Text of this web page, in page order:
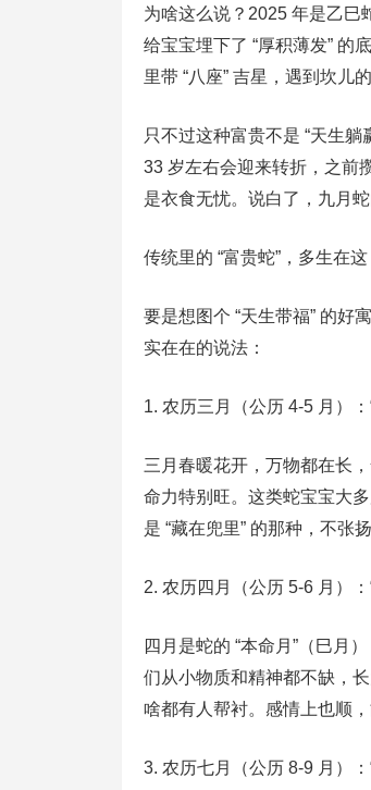
为啥这么说？2025 年是乙巳
给宝宝埋下了 “厚积薄发” 的
里带 “八座” 吉星，遇到坎儿
只不过这种富贵不是 “天生
33 岁左右会迎来转折，之前
是衣食无忧。说白了，九月
传统里的 “富贵蛇”，多生在这
要是想图个 “天生带福” 的好
实在在的说法：
1. 农历三月（公历 4-5 月）
三月春暖花开，万物都在长
命力特别旺。这类蛇宝宝大
是 “藏在兜里” 的那种，不张
2. 农历四月（公历 5-6 月）
四月是蛇的 “本命月”（巳月
们从小物质和精神都不缺，
啥都有人帮衬。感情上也顺
3. 农历七月（公历 8-9 月）